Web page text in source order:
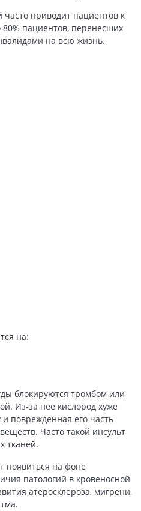
часто приводит пациентов к
80% пациентов, перенесших
на всю жизнь.
на:
блокируются тромбом или
Из-за нее кислород хуже
и поврежденная его часть
Часто такой инсульт
тканей.
появиться на фоне
патологий в кровеносной
атеросклероза, мигрени,